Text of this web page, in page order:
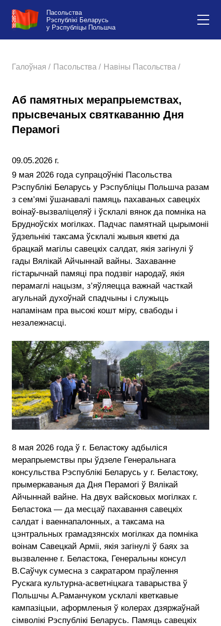
Пасольства
Рэспублікі Беларусь
у Рэспубліцы Польшча
Галоўная / Пасольства / Навіны Пасольства /
Аб памятных мерапрыемствах,
прысвечаных святкаванню Дня
Перамогі
09.05.2026 г.
9 мая 2026 года супрацоўнікі Пасольства
Рэспублікі Беларусь у Рэспубліцы Польшча разам
з сем’ямі ўшанавалі памяць пахаваных савецкіх
воінаў-вызваліцеляў і ўсклалі вянок да помніка на
Брудноўскіх могілках. Падчас памятнай цырымоніі
ўдзельнікі таксама ўсклалі жывыя кветкі да
брацкай магілы савецкіх салдат, якія загінулі ў
гады Вялікай Айчыннай вайны. Захаванне
гістарычнай памяці пра подзвіг народаў, якія
перамаглі нацызм, з’яўляецца важнай часткай
агульнай духоўнай спадчыны і служыць
напамінам пра высокі кошт міру, свабоды і
незалежнасці.
8 мая 2026 года ў г. Беластоку адбыліся
мерапрыемствы пры ўдзеле Генеральнага
консульства Рэспублікі Беларусь у г. Беластоку,
прымеркаваныя да Дня Перамогі ў Вялікай
Айчыннай вайне. На двух вайсковых могілках г.
Беластока — да месцаў пахавання савецкіх
салдат і ваеннапалонных, а таксама на
цэнтральных грамадзянскіх могілках да помніка
воінам Савецкай Арміі, якія загінулі ў баях за
вызваленне г. Беластока, Генеральны консул
В.Саўчук сумесна з сакратаром праўлення
Рускага культурна-асветніцкага таварыства ў
Польшчы А.Раманчуком усклалі кветкавые
кампазіцыи, аформленыя ў колерах дзяржаўнай
сімволікі Рэспублікі Беларусь. Памяць савецкіх